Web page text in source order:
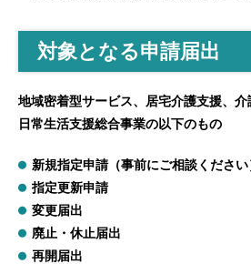
対象となる申請届出
地域密着型サービス、居宅介護支援、介
日常生活支援総合事業の以下のもの
新規指定申請（事前にご相談ください
指定更新申請
変更届出
廃止・休止届出
再開届出